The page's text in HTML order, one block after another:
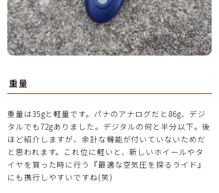
重量
重量は35gと軽量です。パナのアナログだと86g、デジ
タルでも72gありました。デジタルの何と半分以下。後
ほど紹介しますが、余計な機能が付いていないためだ
と思われます。これ位に軽いと、新しいホイールやタ
イヤを買った時に行う『最適な空気圧を探るライド』
にも携行しやすいですね(笑)